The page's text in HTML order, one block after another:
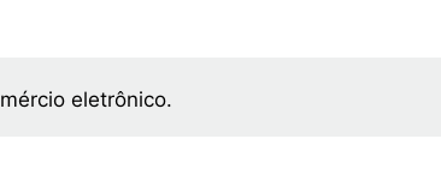
eletrônico.